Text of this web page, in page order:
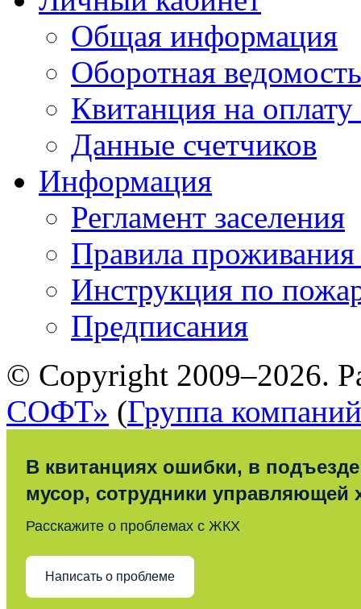
Общая информация
Оборотная ведомость
Квитанция на
Данные счетчиков
Информация
Регламент заселения
Правила
Инструкция по
Предписания
© Copyright 2009–2026.
СОФТ» (Группа
В квитанциях ошибки, в подъезде
мусор, сотрудники управляющей
Расскажите о проблемах с ЖКХ
Написать о проблеме